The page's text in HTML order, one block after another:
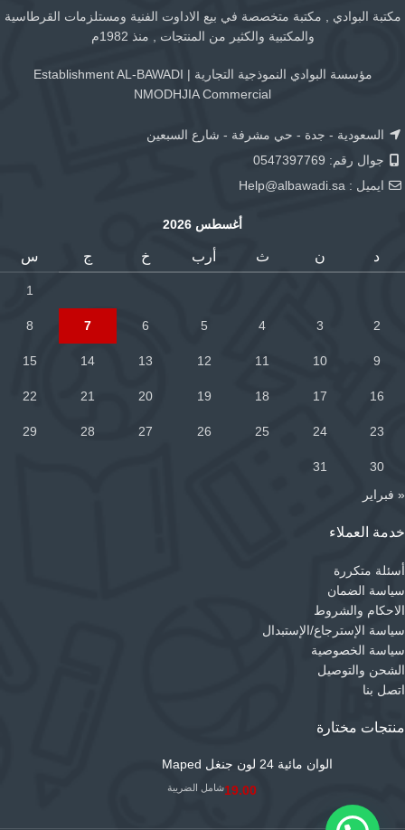
مكتبة البوادي , مكتبة متخصصة في بيع الاداوت الفنية ومستلزمات القرطاسية
والمكتبية والكثير من المنتجات , منذ 1982م
مؤسسة البوادي النموذجية التجارية | Establishment AL-BAWADI
NMODHJIA Commercial
السعودية - جدة - حي مشرفة - شارع السبعين
جوال رقم: 0547397769
ايميل : Help@albawadi.sa
أغسطس 2026
د ن ث أرب خ ج س
1
2
3
4
5
6
7
8
9
10
11
12
13
14
15
16
17
18
19
20
21
22
23
24
25
26
27
28
29
30
31
« فبراير
خدمة العملاء
أسئلة متكررة
سياسة الضمان
الاحكام والشروط
سياسة الإسترجاع/الإستبدال
سياسة الخصوصية
الشحن والتوصيل
اتصل بنا
منتجات مختارة
الوان مائية 24 لون جنغل Maped
19.00شامل الضريبة